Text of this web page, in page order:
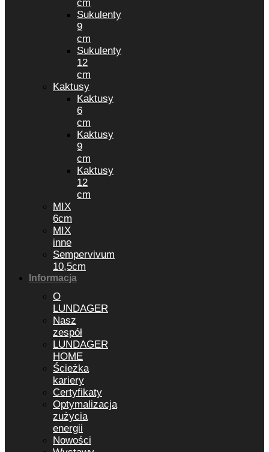
cm
Sukulenty
9
cm
Sukulenty
12
cm
Kaktusy
Kaktusy
6
cm
Kaktusy
9
cm
Kaktusy
12
cm
MIX
6cm
MIX
inne
Sempervivum
10,5cm
Informacja
O
LUNDAGER
Nasz
zespół
LUNDAGER
HOME
Ścieżka
kariery
Certyfikaty
Optymalizacja
zużycia
energii
Nowości